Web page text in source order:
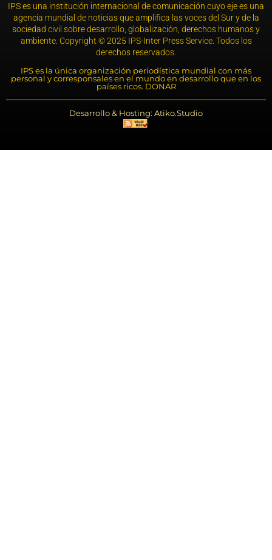
IPS es una institución internacional de comunicación cuyo eje es una
agencia mundial de noticias que amplifica las voces del Sur y de la
sociedad civil sobre desarrollo, globalización, derechos humanos y
ambiente. Copyright © 2025 IPS-Inter Press Service. Todos los
derechos reservados.
IPS es la única organización periodística mundial con más
personal y corresponsales en el mundo en desarrollo que en los
países ricos. DONAR
Desarrollo & Hosting: Atiko.Studio